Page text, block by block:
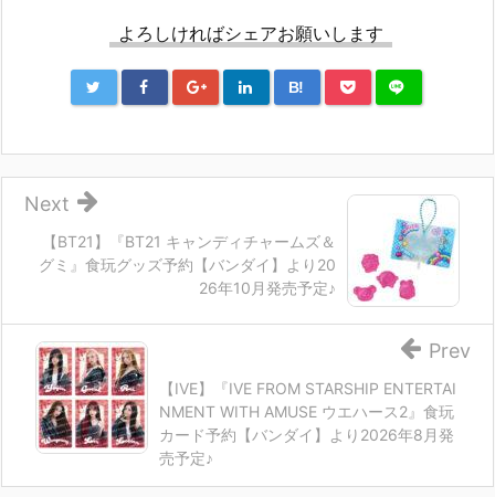
よろしければシェアお願いします
B!
【BT21】『BT21 キャンディチャームズ＆
グミ』食玩グッズ予約【バンダイ】より20
26年10月発売予定♪
Next
【IVE】『IVE FROM STARSHIP ENTERTAI
NMENT WITH AMUSE ウエハース2』食玩
カード予約【バンダイ】より2026年8月発
売予定♪
Prev